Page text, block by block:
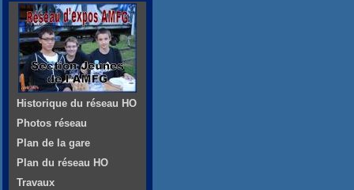
Historique du réseau HO
Photos réseau
Plan de la gare
Plan du réseau HO
Travaux